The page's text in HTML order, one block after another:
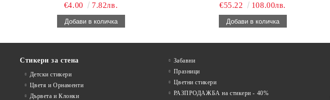
€4.00
7.82лв.
€55.22
108.00лв.
Стикери за стена
Детски стикери
Цветя и Орнаменти
Дървета и Клонки
Забавни
Празници
Цветни стикери
РАЗПРОДАЖБА на стикери - 40%